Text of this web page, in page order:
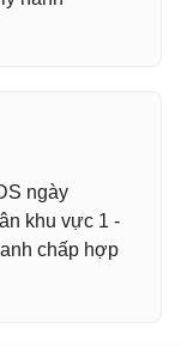
ngày
khu vực 1 -
chấp hợp